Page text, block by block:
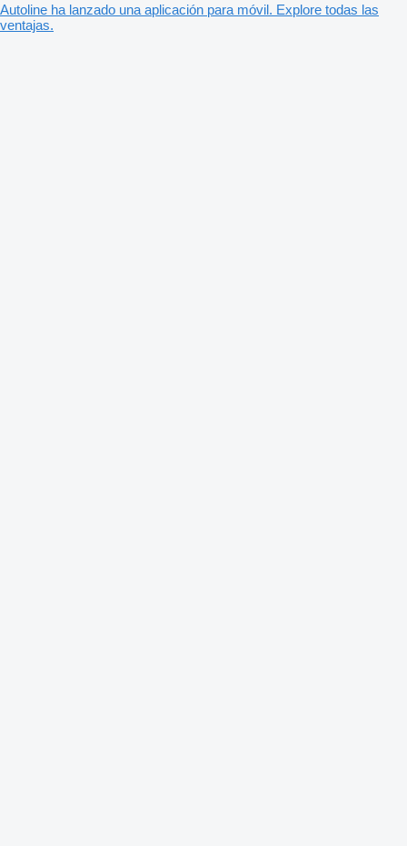
Autoline ha lanzado una aplicación para móvil. Explore todas las
ventajas.